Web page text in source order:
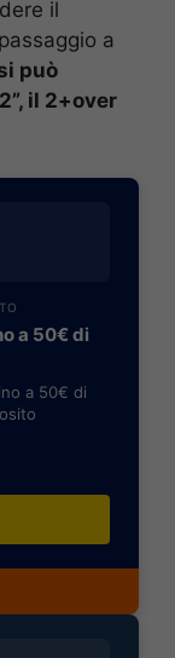
il
a
può
il 2+over
a 50€ di
a 50€ di